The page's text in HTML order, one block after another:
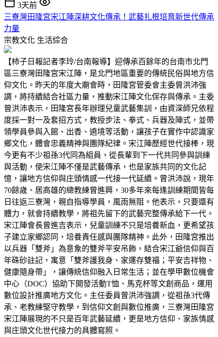
3天前
三寮灣田隆宮宋江陣深耕文化傳承！武藝扎根培育新世代傳承
力量
宗教文化 生活綜合
【柿子日報記者李玲/台南報導】迎傳承百餘年的台南市北門
區三寮灣田隆宮宋江陣，是北門地區重要的傳統民俗與地方信
仰文化。昨天的年度大廟會時，田隆宮管委會主委曾洪沛強
調，將持續結合社區力量，推動宋江陣文化保存與傳承。主委
曾洪沛表示，田隆宮長年辦理兒童武藝集訓，由資深師兄依程
度採一對一及套招方式，教授步法、拳式、兵器及陣式，並帶
領學員參與入館、出香、遶境等活動，讓孩子在實作中認識家
鄉文化，體會忠義精神與團隊紀律。宋江陣歷經世代接棒，現
今更有不少祖孫3代同為組員，從長輩到下一代共同參與訓練
與活動，使宋江陣不僅是武藝傳承，也是家族共同的文化記
憶，讓地方信仰與庄頭情感一代接一代延續。曾洪沛說，現年
70餘歲、居高雄的總教練曾進興，30多年來每逢訓練期間皆每
日往返三寮灣，親自指導學員，風雨無阻。他表示，只要還有
體力，就會持續教學，將祖先留下的武藝完整傳承給下一代。
宋江陣會長曾進吉表示，兒童訓練不只是培養新血，更希望孩
子建立家鄉認同，培養責任感與團隊精神。此外，田隆宮推出
以兵器「雙斧」為意象的雙斧平安吊飾，結合宋江爺信仰與百
年硃砂註記，寓意「雙斧護我身、家運存雙福；平安吉祥物、
健康隨身帶」，讓傳統信仰融入日常生活；並在學甲數位機會
中心（DOC）協助下開發活動T恤、馬克杯等文創商品，運用
數位設計推廣地方文化。主任委員曾洪沛強調，從祖孫3代傳
承、老教練堅守教學，到信仰文創與數位推廣，三寮灣田隆宮
宋江陣展現的不只是百年武藝延續，更是地方信仰、家族情感
與庄頭文化世代接力的具體寫照。